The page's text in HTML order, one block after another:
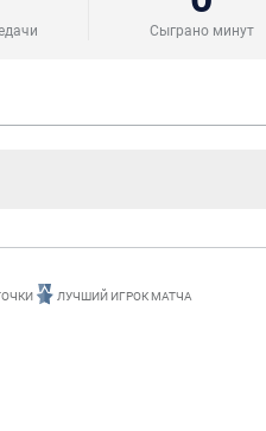
Сыграно минут
ЛУЧШИЙ ИГРОК МАТЧА